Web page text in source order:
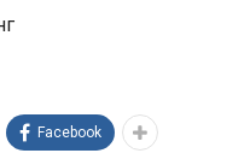
Facebook